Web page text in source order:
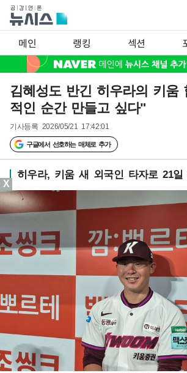
메인 랭킹 섹션
김혜성도 반긴 히우라의 키
적인 순간 만들고 싶다"
기사등록 2026/05/21 17:42:01
구글에서 선호하는 매체로 추가
히우라, 키움 새 외국인 타자로 21일
X